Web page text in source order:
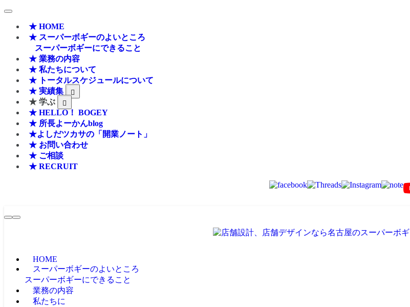
★ HOME
★ スーパーボギーのよいところ
スーパーボギーにできること
★ 業務の内容
★ 私たちについて
★ トータルスケジュールについて
★ 実績集
★ 学ぶ
★ HELLO！ BOGEY
★ 所長よーかんblog
★よしだツカサの「開業ノート」
★ お問い合わせ
★ ご相談
★ RECRUIT
HOME
スーパーボギーのよいところ
スーパーボギーにできること
業務の内容
私たちに